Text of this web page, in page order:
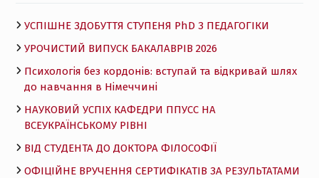
УСПІШНЕ ЗДОБУТТЯ СТУПЕНЯ PhD З ПЕДАГОГІКИ
УРОЧИСТИЙ ВИПУСК БАКАЛАВРІВ 2026
Психологія без кордонів: вступай та відкривай шлях
до навчання в Німеччині
НАУКОВИЙ УСПІХ КАФЕДРИ ППУСС НА
ВСЕУКРАЇНСЬКОМУ РІВНІ
ВІД СТУДЕНТА ДО ДОКТОРА ФІЛОСОФІЇ
ОФІЦІЙНЕ ВРУЧЕННЯ СЕРТИФІКАТІВ ЗА РЕЗУЛЬТАТАМИ